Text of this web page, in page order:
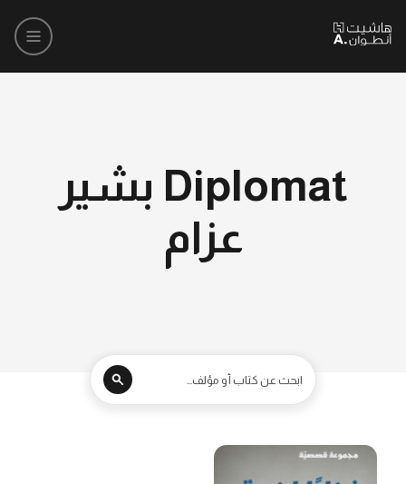
Diplomat بشير
عزام